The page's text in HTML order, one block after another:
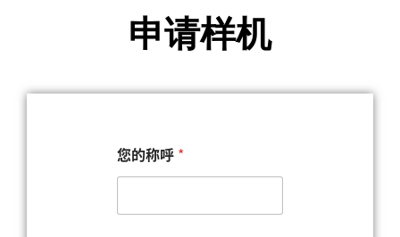
申请样机
您的称呼 *